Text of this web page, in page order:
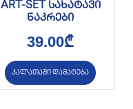
ART-SET სახატავი
ნაკრები
39.00₾
კალათაში დამატება